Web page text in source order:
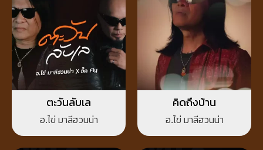
ตะวันลับเล
อ.ไข่ มาลีฮวนน่า
คิดถึงบ้าน
อ.ไข่ มาลีฮวนน่า